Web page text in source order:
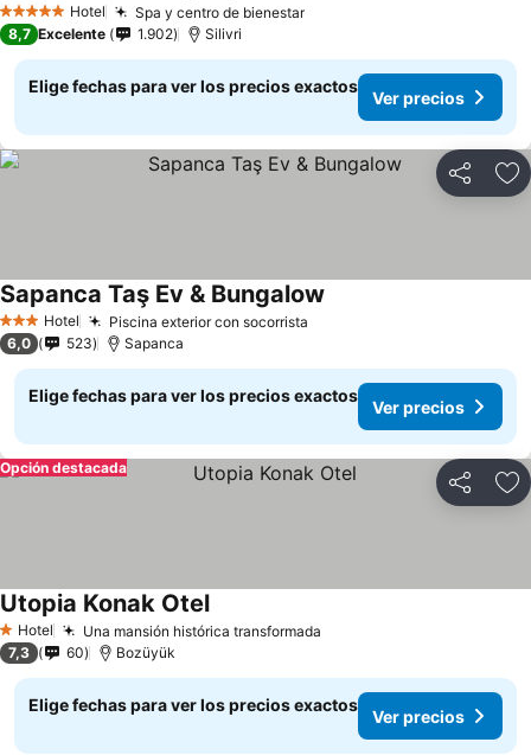
5 Estrellas Hotel Spa y centro de bienestar
8,7 Excelente 1.902 Silivri
Elige fechas para ver los precios exactos
Ver precios
Compartir
3 Estrellas
Hotel Piscina exterior con socorrista
Sapanca Taş Ev & Bungalow
6,0 523 Sapanca
Elige fechas para ver los precios exactos
Ver precios
Compartir
Opción destacada
1 Estrellas
Hotel Una mansión histórica transformada
Utopia Konak Otel
7,3 60 Bozüyük
Elige fechas para ver los precios exactos
Ver precios